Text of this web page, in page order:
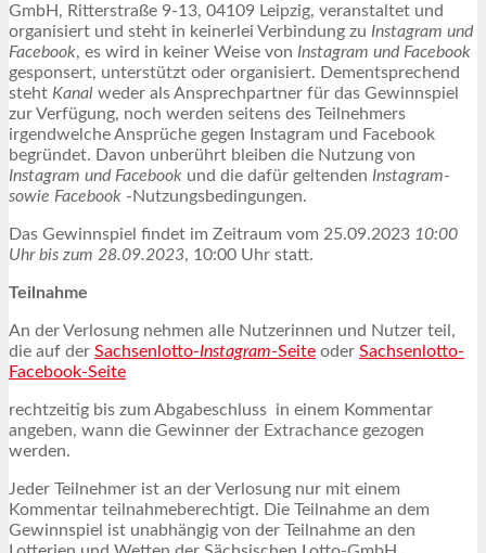
GmbH, Ritterstraße 9-13, 04109 Leipzig, veranstaltet und
organisiert und steht in keinerlei Verbindung zu Instagram und
Facebook, es wird in keiner Weise von Instagram und Facebook
gesponsert, unterstützt oder organisiert. Dementsprechend
steht Kanal weder als Ansprechpartner für das Gewinnspiel
zur Verfügung, noch werden seitens des Teilnehmers
irgendwelche Ansprüche gegen Instagram und Facebook
begründet. Davon unberührt bleiben die Nutzung von
Instagram und Facebook und die dafür geltenden Instagram-
sowie Facebook -Nutzungsbedingungen.
Das Gewinnspiel findet im Zeitraum vom 25.09.2023 10:00
Uhr bis zum 28.09.2023, 10:00 Uhr statt.
Teilnahme
An der Verlosung nehmen alle Nutzerinnen und Nutzer teil,
die auf der Sachsenlotto-Instagram-Seite oder Sachsenlotto-
Facebook-Seite
rechtzeitig bis zum Abgabeschluss in einem Kommentar
angeben, wann die Gewinner der Extrachance gezogen
werden.
Jeder Teilnehmer ist an der Verlosung nur mit einem
Kommentar teilnahmeberechtigt. Die Teilnahme an dem
Gewinnspiel ist unabhängig von der Teilnahme an den